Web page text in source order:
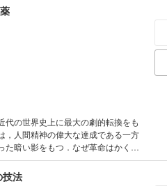
代の世界史上に最大の劇的転換をも
，人間精神の偉大な達成である一方
た暗い影をもつ．なぜ革命はかくも
生きた人びとの苦悩と悲惨な歩みを
る．
技法